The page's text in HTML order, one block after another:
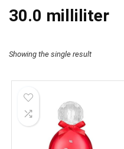
‎30.0 milliliter
Showing the single result